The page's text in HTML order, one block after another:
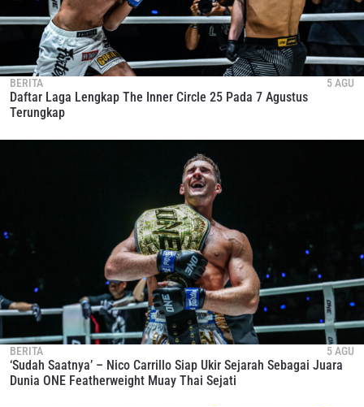
BERITA 5 AGU
Daftar Laga Lengkap The Inner Circle 25 Pada 7 Agustus
Terungkap
BERITA 5 AGU
‘Sudah Saatnya’ – Nico Carrillo Siap Ukir Sejarah Sebagai Juara
Dunia ONE Featherweight Muay Thai Sejati